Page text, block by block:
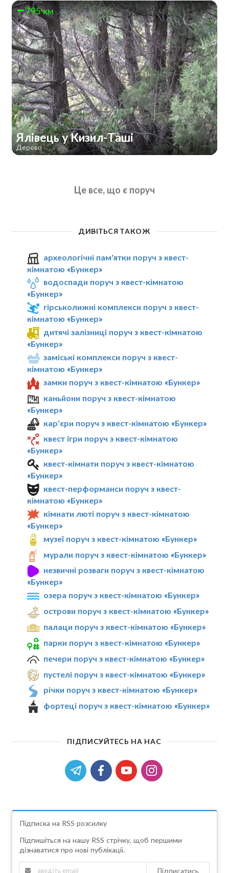
795 км
Ялівець у Кизил-Таші
Дерево
Це все, що є поруч
ДИВІТЬСЯ ТАКОЖ
археологічні пам'ятки поруч з квест-
кімнатою «Бункер»
водоспади поруч з квест-кімнатою
«Бункер»
гірськолижні комплекси поруч з квест-
кімнатою «Бункер»
дитячі залізниці поруч з квест-кімнатою
«Бункер»
заміські комплекси поруч з квест-
кімнатою «Бункер»
замки поруч з квест-кімнатою «Бункер»
каньйони поруч з квест-кімнатою
«Бункер»
кар'єри поруч з квест-кімнатою «Бункер»
квест ігри поруч з квест-кімнатою
«Бункер»
квест-кімнати поруч з квест-кімнатою
«Бункер»
квест-перформанси поруч з квест-
кімнатою «Бункер»
кімнати люті поруч з квест-кімнатою
«Бункер»
музеї поруч з квест-кімнатою «Бункер»
мурали поруч з квест-кімнатою «Бункер»
незвичні розваги поруч з квест-кімнатою
«Бункер»
озера поруч з квест-кімнатою «Бункер»
острови поруч з квест-кімнатою «Бункер»
палаци поруч з квест-кімнатою «Бункер»
парки поруч з квест-кімнатою «Бункер»
печери поруч з квест-кімнатою «Бункер»
пустелі поруч з квест-кімнатою «Бункер»
річки поруч з квест-кімнатою «Бункер»
фортеці поруч з квест-кімнатою «Бункер»
ПІДПИСУЙТЕСЬ НА НАС
Підписка на RSS розсилку
Підпишіться на нашу RSS стрічку, щоб першими
дізнаватися про нові публікації.
Підписатись